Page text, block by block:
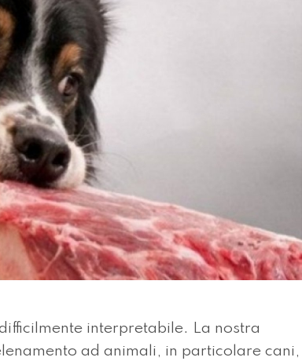
interpretabile. La nostra
ad animali, in particolare cani,